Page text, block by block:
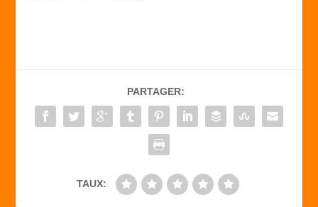
b
o
o
d
o
n
er
PARTAGER:
TAUX: